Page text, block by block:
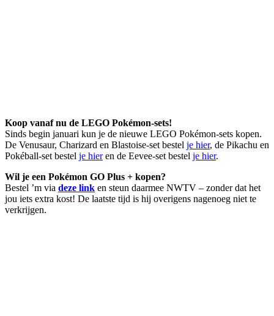
Koop vanaf nu de LEGO Pokémon-sets!
Sinds begin januari kun je de nieuwe LEGO Pokémon-sets kopen.
De Venusaur, Charizard en Blastoise-set bestel je hier, de Pikachu en
Pokéball-set bestel je hieren de Eevee-set bestel je hier.
Wil je een Pokémon GO Plus + kopen?
Bestel ’m via deze link en steun daarmee NWTV – zonder dat het
jou iets extra kost! De laatste tijd is hij overigens nagenoeg niet te
verkrijgen.